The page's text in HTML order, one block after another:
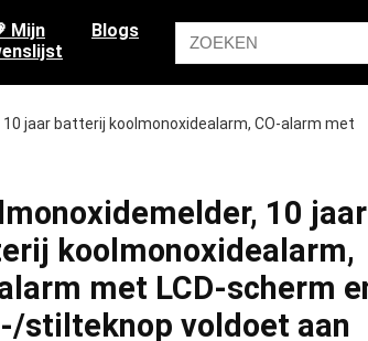
Mijn
Blogs
10 jaar batterij koolmonoxidealarm, CO-alarm met
10 jaar
koolmonoxidealarm,
met LCD-scherm
stilteknop voldoet aan